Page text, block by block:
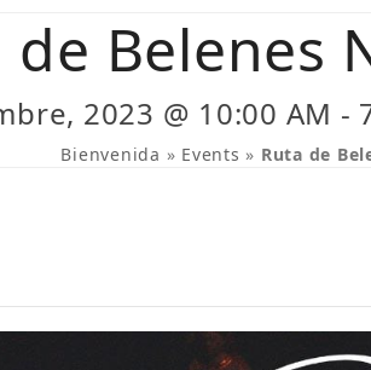
de Belenes
2023 @ 10:00 AM -
Bienvenida » Events » Ruta de